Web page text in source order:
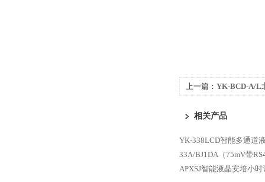
上一篇： YK-BCD-A/L
相关产品
YK-338LCD智能多通道
33A/BJ1DA（75mV带
APXSJ智能液晶安培小时